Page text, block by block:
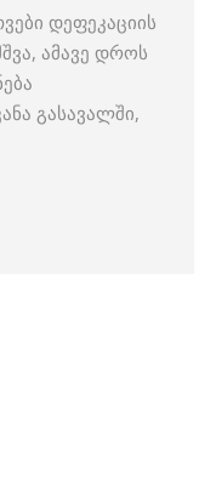
დეფეკაციის
ამავე დროს
გასავალში,